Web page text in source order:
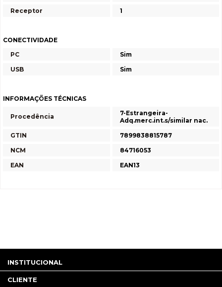
Receptor
1
CONECTIVIDADE
PC
Sim
USB
Sim
INFORMAÇÕES TÉCNICAS
Procedência
7-Estrangeira-
Adq.merc.int.s/similar nac.
GTIN
7899838815787
NCM
84716053
EAN
EAN13
INSTITUCIONAL
CLIENTE